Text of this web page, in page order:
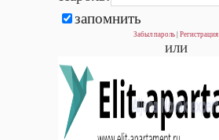
запомнить
Забыл пароль Регистрация
или